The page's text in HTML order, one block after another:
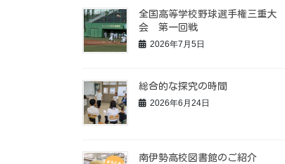
全国高等学校野球選手権三重大
会 第一回戦
2026年7月5日
総合的な探究の時間
2026年6月24日
南伊勢高校図書館のご紹介